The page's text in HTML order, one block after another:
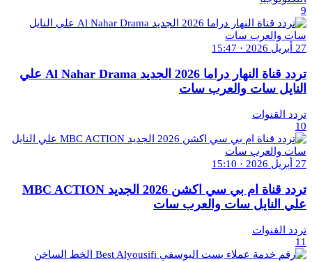
9
27 أبريل 2026 · 15:47
تردد قناة النهار دراما 2026 الجديد Al Nahar Drama علي
النايل سات والعرب سات
تردد القنوات
10
27 أبريل 2026 · 15:10
تردد قناة ام بي سي اكشن 2026 الجديد MBC ACTION
علي النايل سات والعرب سات
تردد القنوات
11